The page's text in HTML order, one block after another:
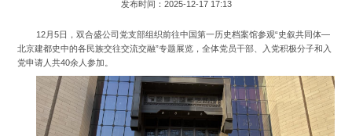
发布时间：2025-12-17 17:13
12月5日，双合盛公司党支部组织前往中国第一历史档案馆参观“史叙共同体—
北京建都史中的各民族交往交流交融”专题展览，全体党员干部、入党积极分子和入
党申请人共40余人参加。